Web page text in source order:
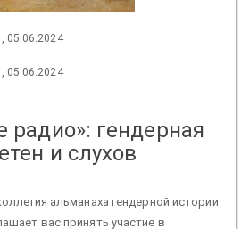
05.06.2024
05.06.2024
радио»: гендерная
и слухов
альманаха гендерной истории
вас принять участие в